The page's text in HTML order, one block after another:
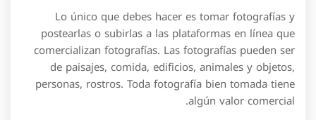
Lo único que debes hacer es tomar fotografías y
postearlas o subirlas a las plataformas en línea que
comercializan fotografías. Las fotografías pueden ser
de paisajes, comida, edificios, animales y objetos,
personas, rostros. Toda fotografía bien tomada tiene
algún valor comercial.